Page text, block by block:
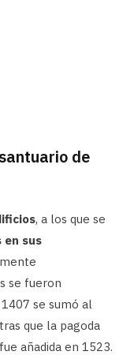
de
, a los que se
en sus
se fueron
se sumó al
que la pagoda
añadida en 1523.